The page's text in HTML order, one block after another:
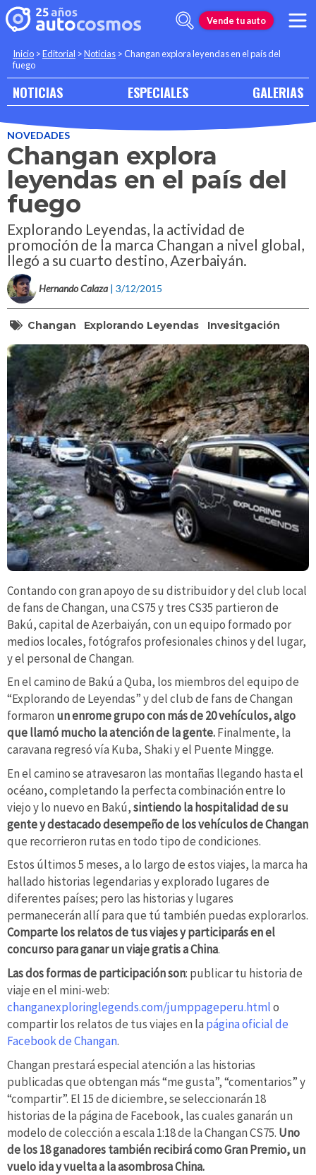
Vende tu auto
Inicio >Editorial >Noticias >Changan explora leyendas en el país del
fuego
NOTICIAS ESPECIALES GALERIAS
NOVEDADES
Changan explora
leyendas en el país del
fuego
Explorando Leyendas, la actividad de
promoción de la marca Changan a nivel global,
llegó a su cuarto destino, Azerbaiyán.
Hernando Calaza | 3/12/2015
Changan Explorando Leyendas Invesitgación
Contando con gran apoyo de su distribuidor y del club local
de fans de Changan, una CS75 y tres CS35 partieron de
Bakú, capital de Azerbaiyán, con un equipo formado por
medios locales, fotógrafos profesionales chinos y del lugar,
y el personal de Changan.
En el camino de Bakú a Quba, los miembros del equipo de
“Explorando de Leyendas” y del club de fans de Changan
formaron un enrome grupo con más de 20 vehículos, algo
que llamó mucho la atención de la gente.Finalmente, la
caravana regresó vía Kuba, Shaki y el Puente Mingge.
En el camino se atravesaron las montañas llegando hasta el
océano, completando la perfecta combinación entre lo
viejo y lo nuevo en Bakú,sintiendo la hospitalidad de su
gente y destacado desempeño de los vehículos de Changan
que recorrieron rutas en todo tipo de condiciones.
Estos últimos 5 meses, a lo largo de estos viajes, la marca ha
hallado historias legendarias y explorado lugares de
diferentes países; pero las historias y lugares
permanecerán allí para que tú también puedas explorarlos.
Comparte los relatos de tus viajes y participarás en el
concurso para ganar un viaje gratis a China.
Las dos formas de participación son: publicar tu historia de
viaje en el mini-web:
changanexploringlegends.com/jumppageperu.htmlo
compartir los relatos de tus viajes en la página oficial de
Facebook de Changan.
Changan prestará especial atención a las historias
publicadas que obtengan más “me gusta”, “comentarios” y
“compartir”. El 15 de diciembre, se seleccionarán 18
historias de la página de Facebook, las cuales ganarán un
modelo de colección a escala 1:18 de la Changan CS75. Uno
de los 18 ganadores también recibirá como Gran Premio, un
vuelo ida y vuelta a la asombrosa China.